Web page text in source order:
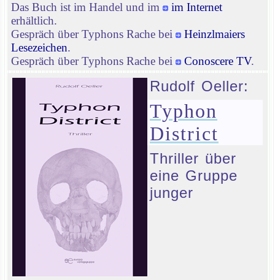
Das Buch ist im Handel und im
im Internet
erhältlich.
Gespräch über Typhons Rache bei
Heinzlmaiers
Lesezeichen.
Gespräch über Typhons Rache bei
Conoscere TV.
Rudolf Oeller:
Typhon
District
Thriller über
eine Gruppe
junger